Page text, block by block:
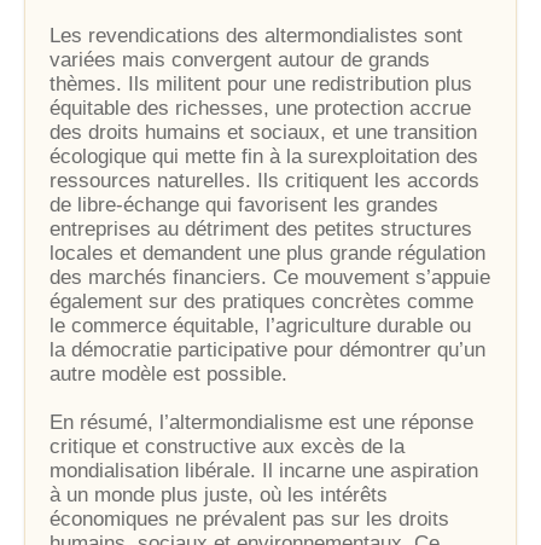
Les revendications des altermondialistes sont
variées mais convergent autour de grands
thèmes. Ils militent pour une redistribution plus
équitable des richesses, une protection accrue
des droits humains et sociaux, et une transition
écologique qui mette fin à la surexploitation des
ressources naturelles. Ils critiquent les accords
de libre-échange qui favorisent les grandes
entreprises au détriment des petites structures
locales et demandent une plus grande régulation
des marchés financiers. Ce mouvement s’appuie
également sur des pratiques concrètes comme
le commerce équitable, l’agriculture durable ou
la démocratie participative pour démontrer qu’un
autre modèle est possible.
En résumé, l’altermondialisme est une réponse
critique et constructive aux excès de la
mondialisation libérale. Il incarne une aspiration
à un monde plus juste, où les intérêts
économiques ne prévalent pas sur les droits